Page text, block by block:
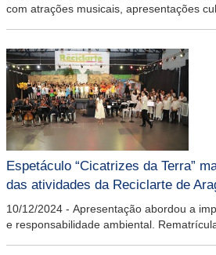
com atrações musicais, apresentações
Espetáculo “Cicatrizes da Terra”
das atividades da Reciclarte de
10/12/2024 - Apresentação abordou a
e responsabilidade ambiental.